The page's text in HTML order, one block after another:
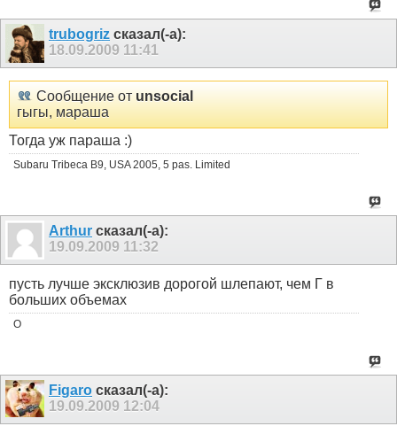
trubogriz сказал(-а):
18.09.2009 11:41
Сообщение от unsocial
гыгы, мараша
Тогда уж параша :)
Subaru Tribeca B9, USA 2005, 5 pas. Limited
Arthur сказал(-а):
19.09.2009 11:32
пусть лучше эксклюзив дорогой шлепают, чем Г в
больших объемах
O
Figaro сказал(-а):
19.09.2009 12:04